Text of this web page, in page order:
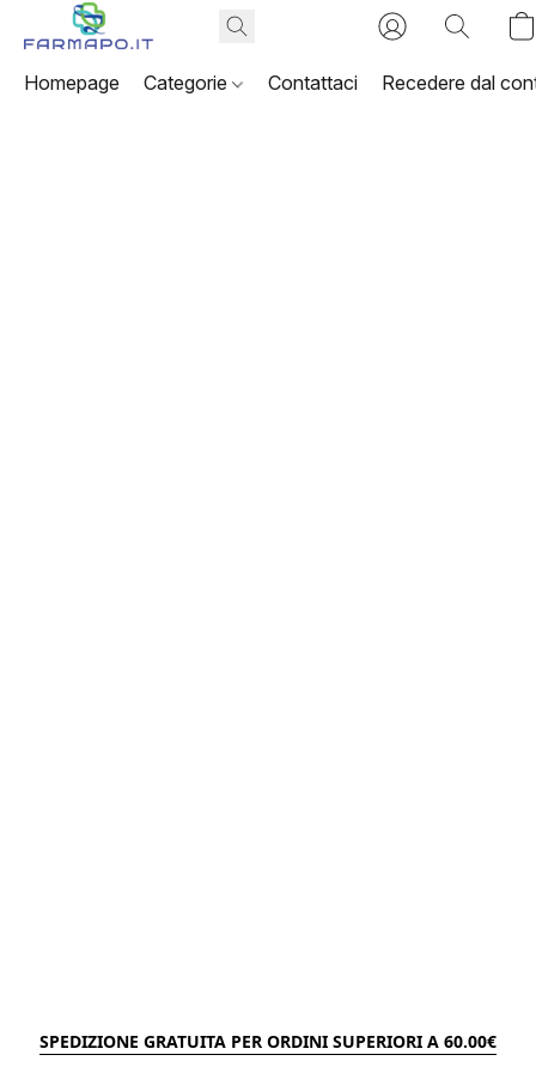
Homepage Categorie Contattaci Recedere dal
SPEDIZIONE GRATUITA PER ORDINI SUPERIORI A 60.00€